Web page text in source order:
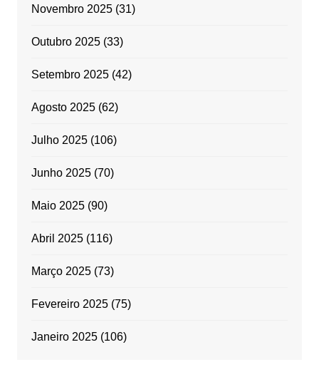
Novembro 2025(31)
Outubro 2025(33)
Setembro 2025(42)
Agosto 2025(62)
Julho 2025(106)
Junho 2025(70)
Maio 2025(90)
Abril 2025(116)
Março 2025(73)
Fevereiro 2025(75)
Janeiro 2025(106)